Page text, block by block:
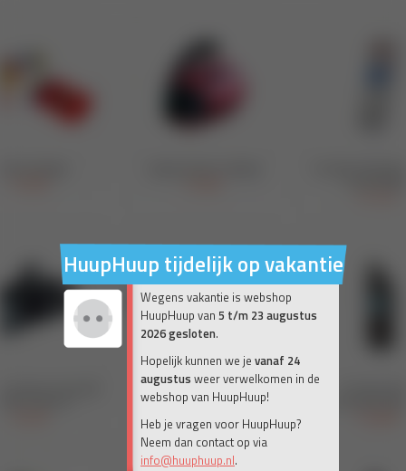
HuupHuup tijdelijk op vakantie
Wegens vakantie is webshop
HuupHuup van 5 t/m 23 augustus
2026 gesloten.
Hopelijk kunnen we je vanaf 24
augustus weer verwelkomen in de
webshop van HuupHuup!
Heb je vragen voor HuupHuup?
Neem dan contact op via
info@huuphuup.nl.